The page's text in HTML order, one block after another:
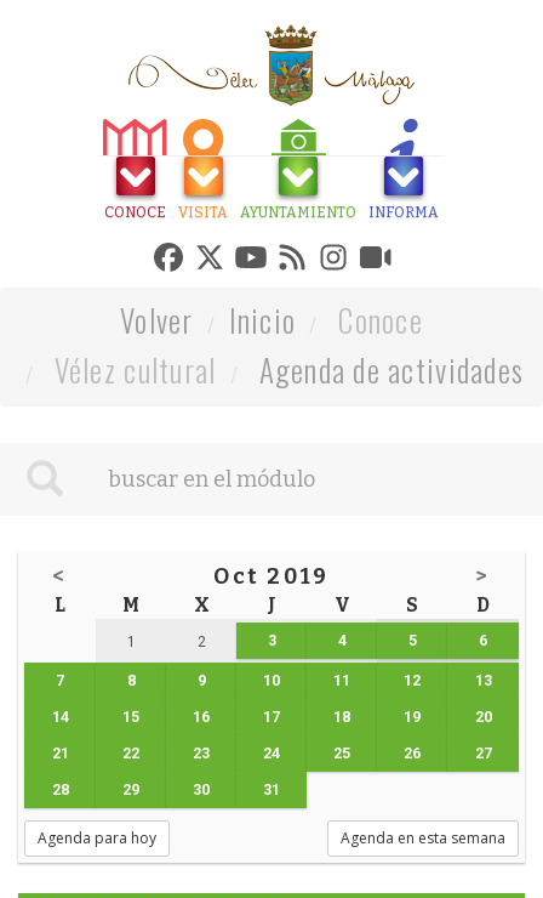
CONOCE VISITA AYUNTAMIENTO INFORMA
Volver Inicio
Conoce
Vélez cultural
Agenda de actividades
< Oct 2019 >
L M X J V S D
1 2 3 4 5 6
7 8 9 10 11 12 13
14 15 16 17 18 19 20
21 22 23 24 25 26 27
28 29 30 31
Agenda para hoy Agenda en esta semana